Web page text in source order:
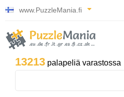
www.PuzzleMania.fi
13213 palapeliä varastossa